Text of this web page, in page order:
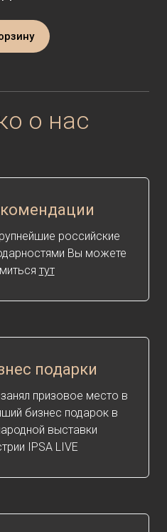
о нас
российские
Вы можете
тут
подарки
призовое место в
бизнес подарок в
выставки
IPSA LIVE